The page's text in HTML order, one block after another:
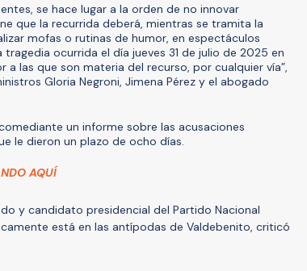
se hace lugar a la orden de no innovar
que la recurrida deberá, mientras se tramita la
mofas o rutinas de humor, en espectáculos
ocurrida el día jueves 31 de julio de 2025 en
a las que son materia del recurso, por cualquier vía”,
Gloria Negroni, Jimena Pérez y el abogado
un informe sobre las acusaciones
le dieron un plazo de ocho días.
AQUÍ
y candidato presidencial del Partido Nacional
está en las antípodas de Valdebenito, criticó